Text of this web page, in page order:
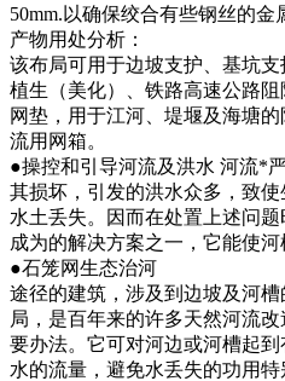
50mm.以确保绞合有些钢丝的金
产物用处分析：
该布局可用于边坡支护、基坑
植生（美化）、铁路高速公路阻
网垫，用于江河、堤堰及海塘
流用网箱。
●操控和引导河流及洪水 河流*
其损坏，引发的洪水众多，致
水土丢失。因而在处置上述问
成为的解决方案之一，它能使
●石笼网生态治河
途径的建筑，涉及到边坡及河
局，是百年来的许多天然河流
要办法。它可对河边或河槽起
水的流量，避免水丢失的功用